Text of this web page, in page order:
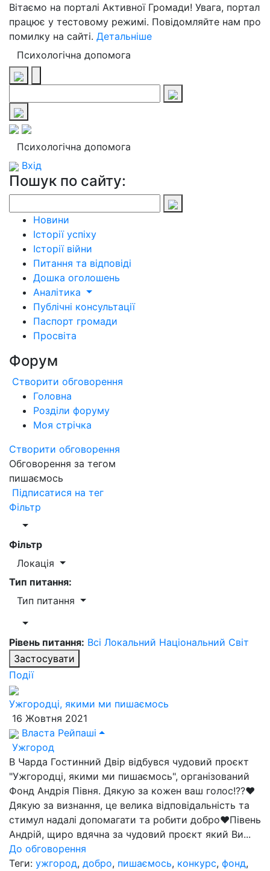
Вітаємо на порталі Активної Громади! Увага, портал
працює у тестовому режимі. Повідомляйте нам про
помилку на сайті. Детальніше
Психологічна допомога
Психологічна допомога
Вхід
Пошук по сайту:
Новини
Історії успіху
Історії війни
Питання та відповіді
Дошка оголошень
Аналітика
Публічні консультації
Паспорт громади
Просвіта
Форум
Створити обговорення
Головна
Розділи форуму
Моя стрічка
Створити обговорення
Обговорення за тегом
пишаємось
Підписатися на тег
Фільтр
Фільтр
Локація
Тип питання:
Тип питання
Рівень питання: Всі Локальний Національний Світ
Застосувати
Події
Ужгородці, якими ми пишаємось
16 Жовтня 2021
Власта Рейпаші
Ужгород
В Чарда Гостинний Двір відбувся чудовий проєкт
"Ужгородці, якими ми пишаємось", організований
Фонд Андрія Півня. Дякую за кожен ваш голос!??❤
Дякую за визнання, це велика відповідальність та
стимул надалі допомагати та робити добро❤Півень
Андрій, щиро вдячна за чудовий проєкт який Ви...
До обговорення
Теги: ужгород, добро, пишаємось, конкурс, фонд,